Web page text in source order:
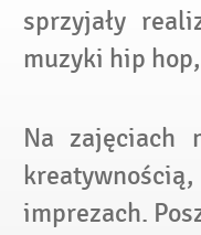
sprzyjały
muzyki hip hop,
Na zajęciach
imprezach.